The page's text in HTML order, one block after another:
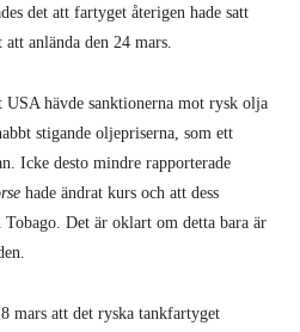
det att fartyget återigen hade satt
anlända den 24 mars.
USA hävde sanktionerna mot rysk olja
stigande oljepriserna, som ett
Icke desto mindre rapporterade
hade ändrat kurs och att dess
Det är oklart om detta bara är
mars att det ryska tankfartyget